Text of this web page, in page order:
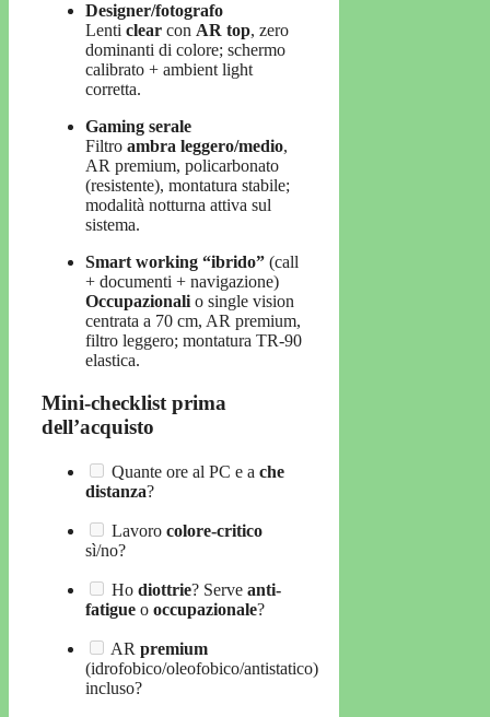
Designer/fotografo
Lenti clear con AR top, zero
dominanti di colore; schermo
calibrato + ambient light
corretta.
Gaming serale
Filtro ambra leggero/medio,
AR premium, policarbonato
(resistente), montatura stabile;
modalità notturna attiva sul
sistema.
Smart working “ibrido” (call
+ documenti + navigazione)
Occupazionali o single vision
centrata a 70 cm, AR premium,
filtro leggero; montatura TR-90
elastica.
Mini-checklist prima
dell’acquisto
Quante ore al PC e a che
distanza?
Lavoro colore-critico
sì/no?
Ho diottrie? Serve anti-
fatigue o occupazionale?
AR premium
(idrofobico/oleofobico/antistatico)
incluso?